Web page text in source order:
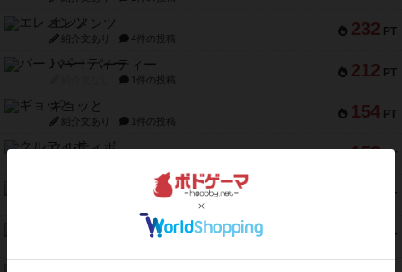
232 PT
エレメンツ
紹介文あり 4件の投稿
212 PT
バー！パーティー
1件の投稿
154 PT
ギョッと
紹介文あり 1件の投稿
152 PT
クルティボ
PT
PT
ドブル：ポケットモンスター